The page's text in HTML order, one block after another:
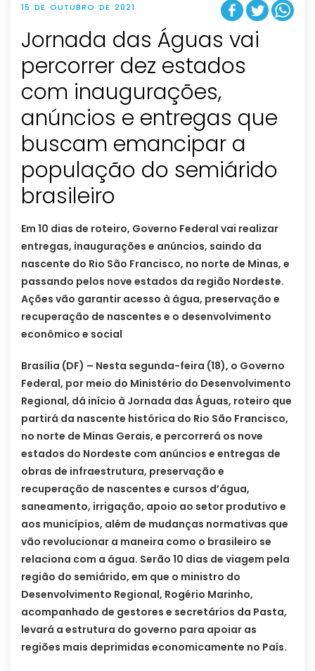
15 DE OUTUBRO DE 2021
Jornada das Águas vai
percorrer dez estados
com inaugurações,
anúncios e entregas que
buscam emancipar a
população do semiárido
brasileiro
Em 10 dias de roteiro, Governo Federal vai realizar
entregas, inaugurações e anúncios, saindo da
nascente do Rio São Francisco, no norte de Minas, e
passando pelos nove estados da região Nordeste.
Ações vão garantir acesso à água, preservação e
recuperação de nascentes e o desenvolvimento
econômico e social
Brasília (DF) – Nesta segunda-feira (18), o Governo
Federal, por meio do Ministério do Desenvolvimento
Regional, dá início à Jornada das Águas, roteiro que
partirá da nascente histórica do Rio São Francisco,
no norte de Minas Gerais, e percorrerá os nove
estados do Nordeste com anúncios e entregas de
obras de infraestrutura, preservação e
recuperação de nascentes e cursos d’água,
saneamento, irrigação, apoio ao setor produtivo e
aos municípios, além de mudanças normativas que
vão revolucionar a maneira como o brasileiro se
relaciona com a água. Serão 10 dias de viagem pela
região do semiárido, em que o ministro do
Desenvolvimento Regional, Rogério Marinho,
acompanhado de gestores e secretários da Pasta,
levará a estrutura do governo para apoiar as
regiões mais deprimidas economicamente no País.